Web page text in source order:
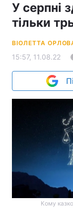
У серпні
тільки
ВІОЛЕТТА
15:57, 11.08.22
Кому